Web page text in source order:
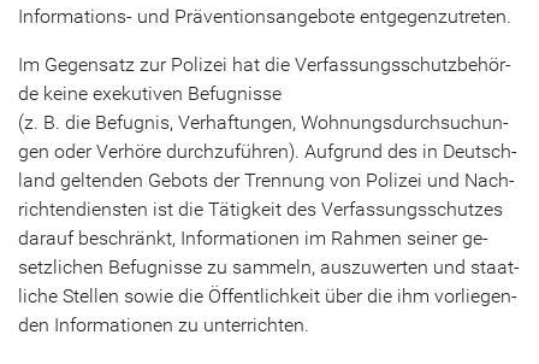
Informations-​ und Prä­ven­ti­ons­an­ge­bo­te ent­ge­gen­zu­tre­ten.
Im Ge­gen­satz zur Po­li­zei hat die Ver­fas­sungs­schutz­be­hör­
de keine exe­ku­ti­ven Be­fug­nis­se
(z. B. die Be­fug­nis, Ver­haf­tun­gen, Woh­nungs­durch­su­chun­
gen oder Ver­hö­re durch­zu­füh­ren). Auf­grund des in Deutsch­
land gel­ten­den Ge­bots der Tren­nung von Po­li­zei und Nach­
rich­ten­diens­ten ist die Tä­tig­keit des Ver­fas­sungs­schut­zes
dar­auf be­schränkt, In­for­ma­tio­nen im Rah­men sei­ner ge­
setz­li­chen Be­fug­nis­se zu sam­meln, aus­zu­wer­ten und staat­
li­che Stel­len sowie die Öf­fent­lich­keit über die ihm vor­lie­gen­
den In­for­ma­tio­nen zu un­ter­rich­ten.